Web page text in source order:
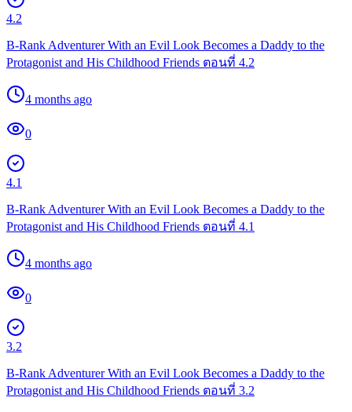
4.2
B-Rank Adventurer With an Evil Look Becomes a Daddy to the
Protagonist and His Childhood Friends ตอนที่ 4.2
4 months ago
0
4.1
B-Rank Adventurer With an Evil Look Becomes a Daddy to the
Protagonist and His Childhood Friends ตอนที่ 4.1
4 months ago
0
3.2
B-Rank Adventurer With an Evil Look Becomes a Daddy to the
Protagonist and His Childhood Friends ตอนที่ 3.2